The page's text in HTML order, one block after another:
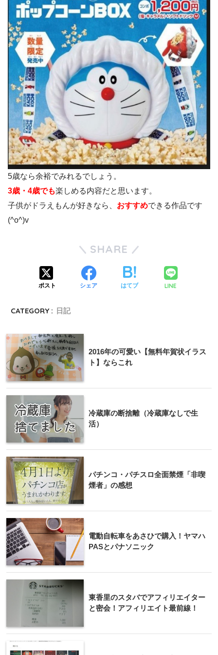
5歳なら余裕でみれるでしょう。
3歳・4歳でも楽しめる内容だと思います。
子供がドラえもんが好きなら、 おすすめできる作品です
(^o^)v
SHARE
ポスト シェア はてブ LINE
CATEGORY : 日記
2016年の可愛い【無料年賀状イラス
ト】ならこれ
冷蔵庫の断捨離（冷蔵庫なしで生
活）
パチンコ・パチスロ全面禁煙「非喫
煙者」の感想
電動自転車をあさひで購入！ヤマハ
PASとパナソニック
東香里のスタバでアフィリエイター
と密会！アフィリエイト最前線！